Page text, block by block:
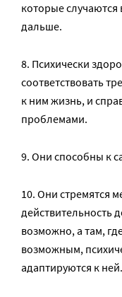
которые случаются
дальше.
8. Психически
соответствовать
к ним жизнь, и
проблемами.
9. Они способны к
10. Они стремятся
действительность
возможно, а там,
возможным,
адаптируются к ней.